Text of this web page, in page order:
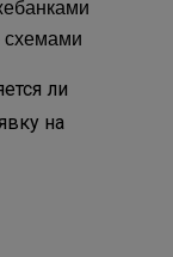
схемами
ли
на